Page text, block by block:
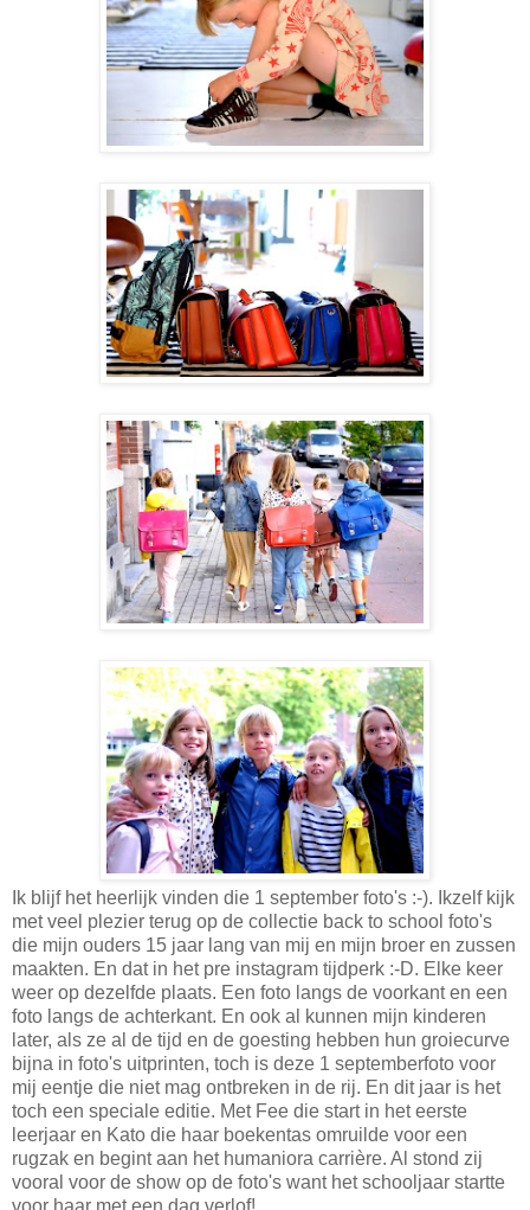
Ik blijf het heerlijk vinden die 1 september foto's :-). Ikzelf kijk
met veel plezier terug op de collectie back to school foto's
die mijn ouders 15 jaar lang van mij en mijn broer en zussen
maakten. En dat in het pre instagram tijdperk :-D. Elke keer
weer op dezelfde plaats. Een foto langs de voorkant en een
foto langs de achterkant. En ook al kunnen mijn kinderen
later, als ze al de tijd en de goesting hebben hun groiecurve
bijna in foto's uitprinten, toch is deze 1 septemberfoto voor
mij eentje die niet mag ontbreken in de rij. En dit jaar is het
toch een speciale editie. Met Fee die start in het eerste
leerjaar en Kato die haar boekentas omruilde voor een
rugzak en begint aan het humaniora carrière. Al stond zij
vooral voor de show op de foto's want het schooljaar startte
voor haar met een dag verlof!